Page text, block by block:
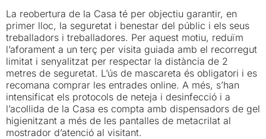
La reobertura de la Casa té per objectiu garantir, en
primer lloc, la seguretat i benestar del públic i els seus
treballadors i treballadores. Per aquest motiu, reduïm
l’aforament a un terç per visita guiada amb el recorregut
limitat i senyalitzat per respectar la distància de 2
metres de seguretat. L’ús de mascareta és obligatori i es
recomana comprar les entrades online. A més, s’han
intensificat els protocols de neteja i desinfecció i a
l’acollida de la Casa es compta amb dispensadors de gel
higienitzant a més de les pantalles de metacrilat al
mostrador d’atenció al visitant.